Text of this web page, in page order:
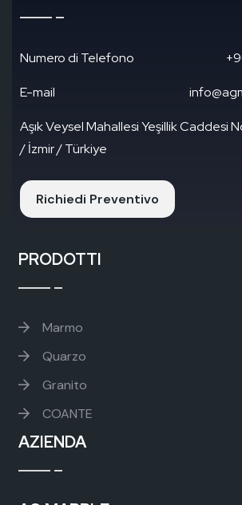
Numero di Telefono
E-mail
Aşık Veysel Mahallesi Yeşillik Caddesi
/ İzmir / Türkiye
Richiedi Preventivo
PRODOTTI
Marmo
Quarzo
Granito
COANTE
AZIENDA